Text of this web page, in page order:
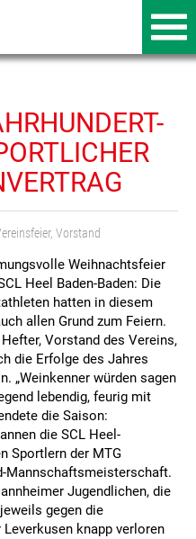
, Vorstand
Weihnachtsfeier
Heel Baden-Baden: Die
hatten in diesem
allen Grund zum Feiern.
Hefter, Vorstand des Vereins,
die Erfolge des Jahres
„Weinkenner würden sagen
lebendig, feurig mit
die Saison:
die SCL Heel-
Sportlern der MTG
Mannschaftsmeisterschaft.
Jugendlichen, die
gegen die
knapp verloren